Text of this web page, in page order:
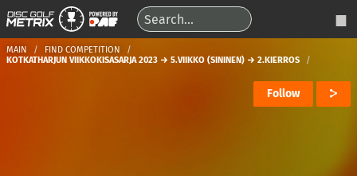
MAIN
FIND COMPETITION
KOTKATHARJUN VIIKKOKISASARJA 2023 → 5.VIIKKO (SININEN) → 2.KIERROS
Follow